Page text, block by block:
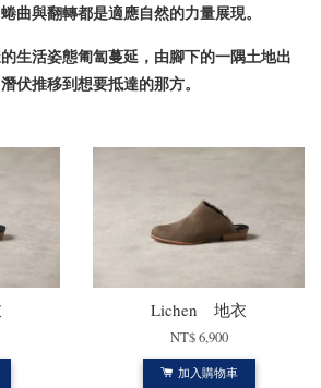
曲與翻轉都是適應自然的力量展現。
生活姿態匍匐蔓延，由腳下的一隅土地出
伏推移到想要抵達的那方。
Lichen 地衣
NT$ 6,900
加入購物車